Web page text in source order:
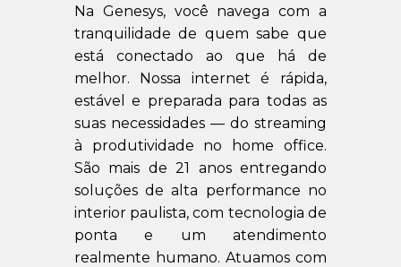
Na Genesys, você navega com a
tranquilidade de quem sabe que
está conectado ao que há de
melhor. Nossa internet é rápida,
estável e preparada para todas as
suas necessidades — do streaming
à produtividade no home office.
São mais de 21 anos entregando
soluções de alta performance no
interior paulista, com tecnologia de
ponta e um atendimento
realmente humano. Atuamos com